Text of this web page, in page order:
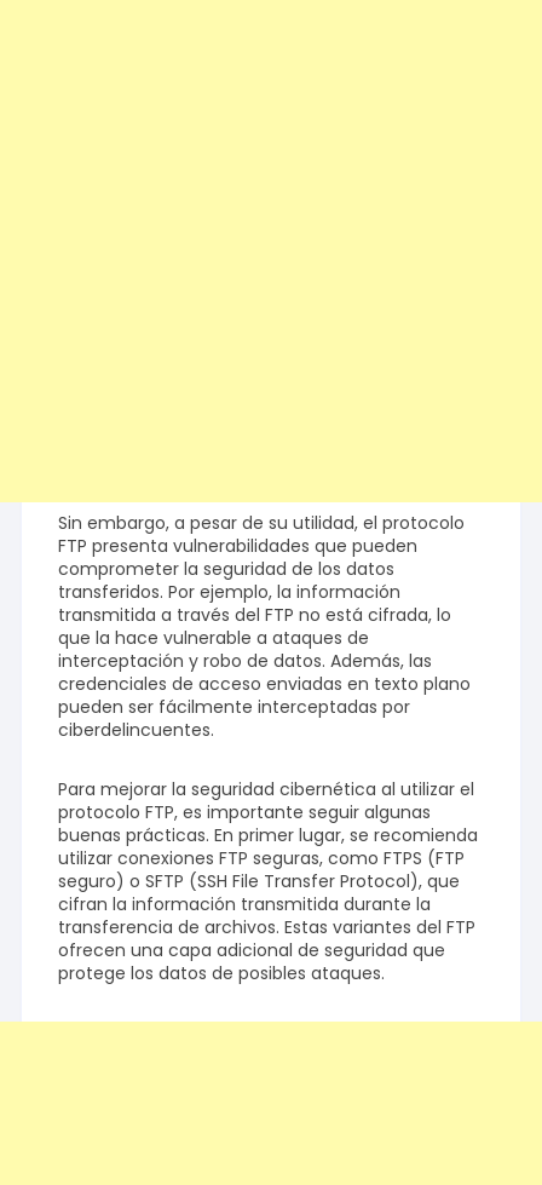
Sin embargo, a pesar de su utilidad, el protocolo
FTP presenta vulnerabilidades que pueden
comprometer la seguridad de los datos
transferidos. Por ejemplo, la información
transmitida a través del FTP no está cifrada, lo
que la hace vulnerable a ataques de
interceptación y robo de datos. Además, las
credenciales de acceso enviadas en texto plano
pueden ser fácilmente interceptadas por
ciberdelincuentes.
Para mejorar la seguridad cibernética al utilizar el
protocolo FTP, es importante seguir algunas
buenas prácticas. En primer lugar, se recomienda
utilizar conexiones FTP seguras, como FTPS (FTP
seguro) o SFTP (SSH File Transfer Protocol), que
cifran la información transmitida durante la
transferencia de archivos. Estas variantes del FTP
ofrecen una capa adicional de seguridad que
protege los datos de posibles ataques.